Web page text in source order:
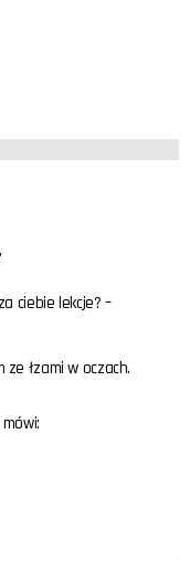
ciebie lekcje? –
ze łzami w oczach.